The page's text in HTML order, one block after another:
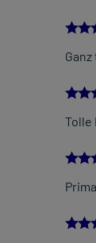
Tolle